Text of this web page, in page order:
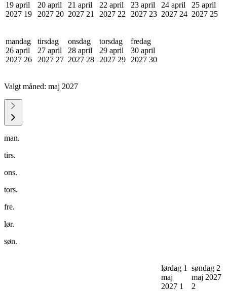
19 april
2027 19
20 april
2027 20
21 april
2027 21
22 april
2027 22
23 april
2027 23
24 april
2027 24
25 april
2027 25
mandag
26 april
2027 26
tirsdag
27 april
2027 27
onsdag
28 april
2027 28
torsdag
29 april
2027 29
fredag
30 april
2027 30
Valgt måned: maj 2027
man.
tirs.
ons.
tors.
fre.
lør.
søn.
lørdag 1
maj
2027 1
søndag 2
maj 2027
2